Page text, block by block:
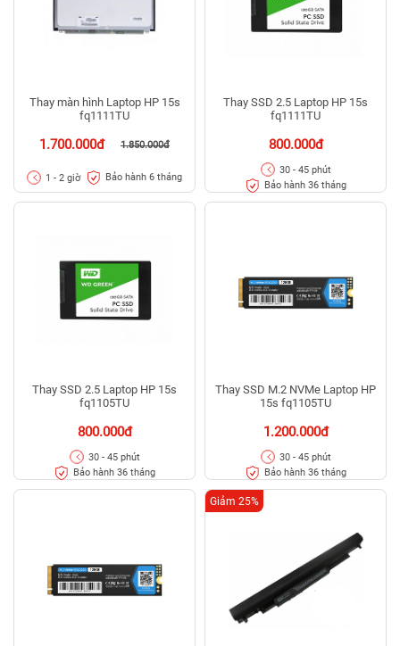
Thay màn hình Laptop HP 15s
fq1111TU
1.700.000đ 1.850.000đ
1 - 2 giờ Bảo hành 6 tháng
Thay SSD 2.5 Laptop HP 15s
fq1111TU
800.000đ
30 - 45 phút
Bảo hành 36 tháng
Thay SSD 2.5 Laptop HP 15s
fq1105TU
800.000đ
30 - 45 phút
Bảo hành 36 tháng
Thay SSD M.2 NVMe Laptop HP
15s fq1105TU
1.200.000đ
30 - 45 phút
Bảo hành 36 tháng
Giảm 25%